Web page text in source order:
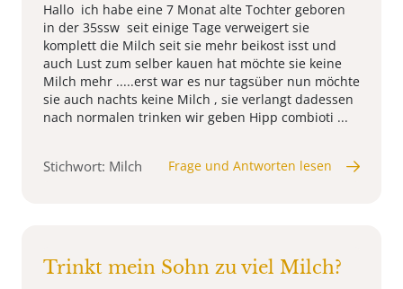
Hallo ich habe eine 7 Monat alte Tochter geboren
in der 35ssw seit einige Tage verweigert sie
komplett die Milch seit sie mehr beikost isst und
auch Lust zum selber kauen hat möchte sie keine
Milch mehr .....erst war es nur tagsüber nun möchte
sie auch nachts keine Milch , sie verlangt dadessen
nach normalen trinken wir geben Hipp combioti ...
Stichwort: Milch Frage und Antworten lesen
Trinkt mein Sohn zu viel Milch?